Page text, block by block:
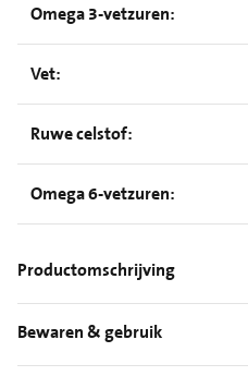
Omega 3-vetzuren:
Vet:
Ruwe celstof:
Omega 6-vetzuren:
Productomschrijving
Bewaren & gebruik